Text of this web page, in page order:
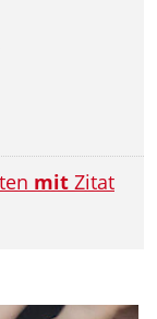
mit Zitat